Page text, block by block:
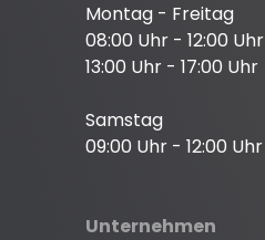
Montag - Freitag
08:00 Uhr - 12:00 Uhr
13:00 Uhr - 17:00 Uhr
Samstag
09:00 Uhr - 12:00 Uhr
Unternehmen